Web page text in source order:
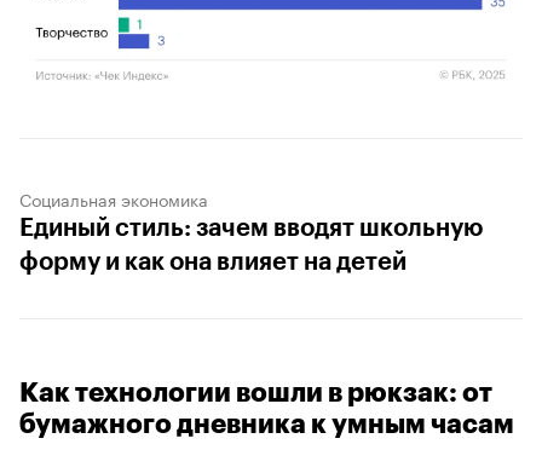
Социальная экономика
Единый стиль: зачем вводят школьную
форму и как она влияет на детей
Как технологии вошли в рюкзак: от
бумажного дневника к умным часам